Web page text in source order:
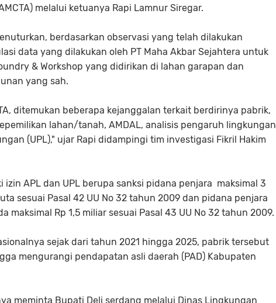
melalui ketuanya Rapi Lamnur Siregar.
berdasarkan observasi yang telah dilakukan
data yang dilakukan oleh PT Maha Akbar Sejahtera untuk
& Workshop yang didirikan di lahan garapan dan
yang sah.
ditemukan beberapa kejanggalan terkait berdirinya pabrik,
lahan/tanah, AMDAL, analisis pengaruh lingkungan
(UPL)," ujar Rapi didampingi tim investigasi Fikril Hakim
izin APL dan UPL berupa sanksi pidana penjara maksimal 3
sesuai Pasal 42 UU No 32 tahun 2009 dan pidana penjara
maksimal Rp 1,5 miliar sesuai Pasal 43 UU No 32 tahun 2009.
sejak dari tahun 2021 hingga 2025, pabrik tersebut
mengurangi pendapatan asli daerah (PAD) Kabupaten
meminta Bupati Deli serdang melalui Dinas Lingkungan